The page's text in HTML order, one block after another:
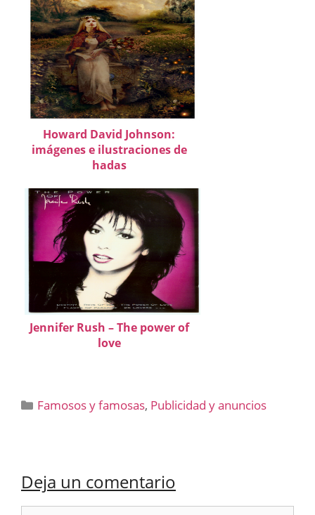
Howard David Johnson:
imágenes e ilustraciones de
hadas
Jennifer Rush – The power of
love
Categorías
Famosos y famosas, Publicidad y anuncios
Deja un comentario